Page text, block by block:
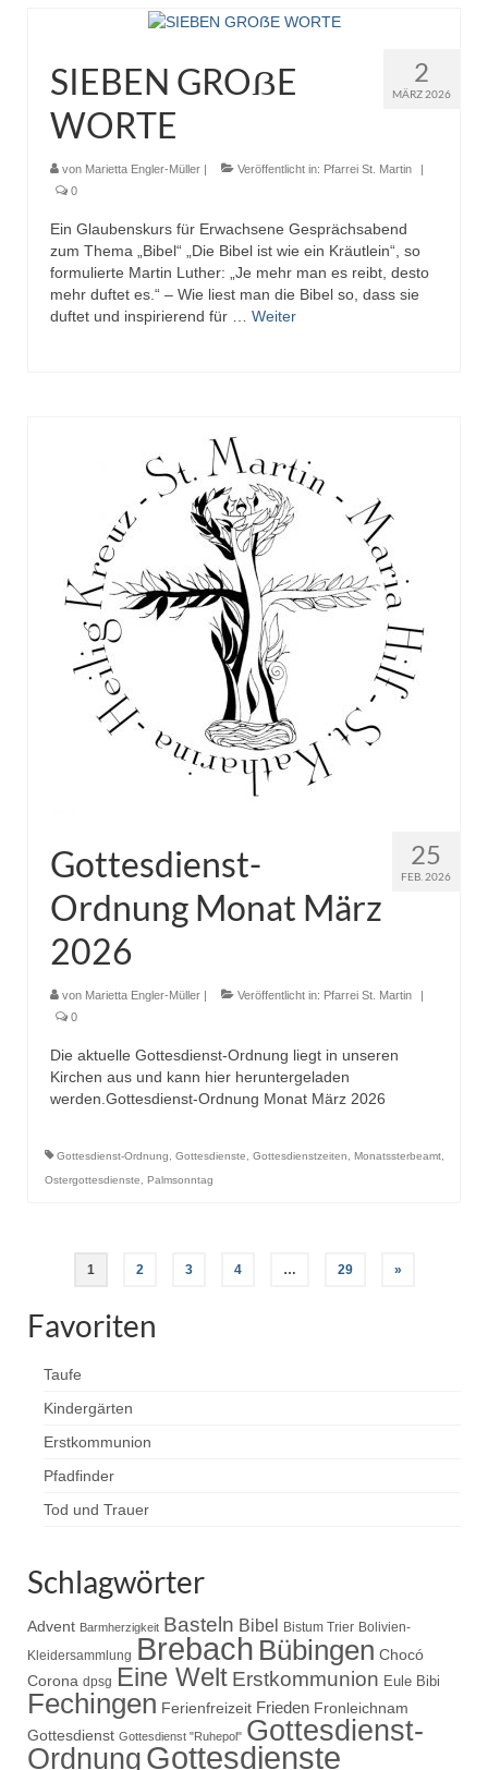
2
MÄRZ 2026
SIEBEN GROẞE
WORTE
von Marietta Engler-Müller | Veröffentlicht in: Pfarrei St. Martin
|
0
Ein Glaubenskurs für Erwachsene Gesprächsabend
zum Thema „Bibel“ „Die Bibel ist wie ein Kräutlein“, so
formulierte Martin Luther: „Je mehr man es reibt, desto
mehr duftet es.“ – Wie liest man die Bibel so, dass sie
duftet und inspirierend für … Weiter
25
FEB. 2026
Gottesdienst-
Ordnung Monat März
2026
von Marietta Engler-Müller | Veröffentlicht in: Pfarrei St. Martin
|
0
Die aktuelle Gottesdienst-Ordnung liegt in unseren
Kirchen aus und kann hier heruntergeladen
werden.Gottesdienst-Ordnung Monat März 2026
Gottesdienst-Ordnung Gottesdienste Gottesdienstzeiten Monatssterbeamt
Ostergottesdienste
Palmsonntag
Seitennummerierung
der
1 2 3 4 … 29 »
Favoriten
Taufe
Kindergärten
Erstkommunion
Pfadfinder
Tod und Trauer
Schlagwörter
Advent Barmherzigkeit Basteln Bibel Bistum Trier Bolivien-
Kleidersammlung Brebach Bübingen Chocó
Corona dpsg Eine Welt Erstkommunion Eule Bibi
Fechingen Ferienfreizeit Frieden Fronleichnam
Gottesdienst Gottesdienst "Ruhepol" Gottesdienst-
OrdnungGottesdienste